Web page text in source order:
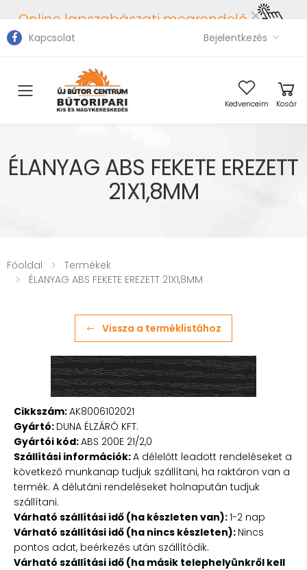
Online lapszabászati megrendelő
Kapcsolat Bejelentkezés
Toggle mobile menu Kedvenceim Kosár
ÉLANYAG ABS FEKETE EREZETT
21X1,8MM
Főoldal
Termékek
ÉLANYAG ABS FEKETE EREZETT 21X1,8MM
Vissza a terméklistához
Cikkszám:AK8006102021
Gyártó: DUNA ÉLZÁRÓ KFT.
Gyártói kód:ABS 200E 21/2,0
Szállítási információk:A délelőtt leadott rendeléseket a
következő munkanap tudjuk szállítani, ha raktáron van a
termék. A délutáni rendeléseket holnapután tudjuk
szállítani.
Várható szállítási idő (ha készleten van):1-2 nap
Várható szállítási idő (ha nincs készleten): Nincs
pontos adat, beérkezés után szállítódik.
Várható szállítási idő (ha másik telephelyünkről kell